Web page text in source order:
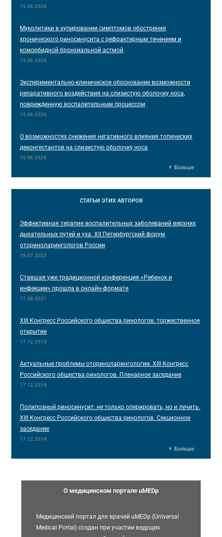
15.06.2026
Муколитики в купировании симптомов обострения
хронического риносинусита с рефрактерным течением и
коморбидной бронхиальной астмой
15.06.2026
Экспериментально-клиническое обоснование возможности
репаративного воздействия на слизистую оболочку носа,
поврежденную воспалительным процессом
15.06.2026
О возможностях снижения негативного влияния топических
деконгестантов на слизистую оболочку носа
15.06.2026
Больше
СТАТЬИ ЭТИХ АВТОРОВ
Эффективная терапия воспалительных заболеваний верхних
дыхательных путей и уха. ХII Петербургский форум
оториноларингологов России
19.07.2023
Ставшая уже традиционной конференция «Ребенок и
инфекции» прошла в онлайн-формате
17.08.2021
XIII Конгресс Российского общества ринологов: торжественное
открытие
17.12.2019
Актуальные проблемы оториноларингологии. XIII Конгресс
Российского общества ринологов. Пленарное заседание
17.12.2019
Полипозный риносинусит: не только оперировать, но и лечить.
XIII Конгресс Российского общества ринологов. Секционное
заседание
17.12.2019
Больше
О медицинском портале uMEDp
Медицинский портал для врачей uMEDp (Universal
Medical Portal) создан при участии ведущих